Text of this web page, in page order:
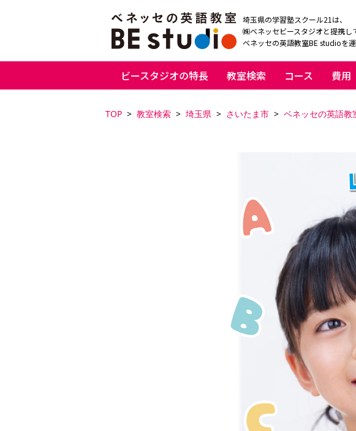
埼玉県の学習塾スクール21は、
㈱ベネッセビースタジオと提携し
ベネッセの英語教室BE studioを運
ビースタジオの特長 教室検索 コース 費用
TOP 教室検索 埼玉県 さいたま市 ベネッセの英語教